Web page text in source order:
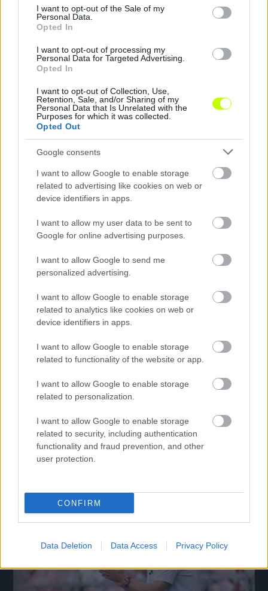
consent section.
I want to opt-out of the Sale of my
Personal Data.
Opted In
I want to opt-out of processing my
Personal Data for Targeted Advertising.
Opted In
I want to opt-out of Collection, Use,
Retention, Sale, and/or Sharing of my
Personal Data that Is Unrelated with the
Purposes for which it was collected.
Opted Out
Google consents
I want to allow Google to enable storage
related to advertising like cookies on web or
device identifiers in apps.
I want to allow my user data to be sent to
Google for online advertising purposes.
I want to allow Google to send me
personalized advertising.
I want to allow Google to enable storage
related to analytics like cookies on web or
device identifiers in apps.
I want to allow Google to enable storage
related to functionality of the website or app.
I want to allow Google to enable storage
related to personalization.
I want to allow Google to enable storage
related to security, including authentication
functionality and fraud prevention, and other
user protection.
CONFIRM
Data Deletion Data Access Privacy Policy
2026.08.01.
Hírek
Emberelőny, VAR: Felcsúton nyert a Kisvárda
NB I-ben.
Hírek
Németh duplájával simán nyert a Puskás Debrecenben
A fiatal magyar támadó már az első mérkőzésen megrúgta tavalyi
góltermését.